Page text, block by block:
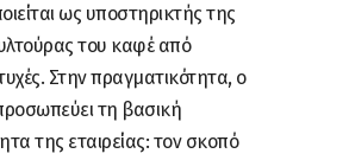
ως υποστηρικτής της
του καφέ από
Στην πραγματικότητα, ο
τη βασική
της εταιρείας: τον σκοπό